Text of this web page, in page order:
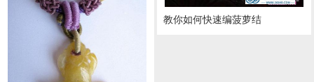
教你如何快速编菠萝结